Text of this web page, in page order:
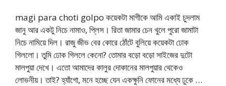
magi para choti golpo কয়েকটা মাগীকে আমি একাই চুদলাম
জানু আর একটু নিচে নামাও, প্লিস। রিতা জামার চেন খুলে পুরো জামাটা
নিচে নামিয়ে দিল। রাজু জীভ বের কোরে ঠোঁটে বুলিয়ে কয়েকটা ঢোক
গিললো। তুমি ঢোক গিললে কেনো? তোমার বড়ো বড়ো সাইজের দুটো
মালপুয়া দেখে। এতো আমাদের কালুর দোকানের মালপুয়ার থেকেও
লোভনীয়। তাই? হ্যাঁগো, মনে হচ্ছে যেন একক্ষুনি ফোনের মধ্যে ঢুকে …